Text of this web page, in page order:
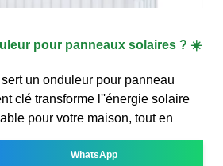
pour panneaux solaires ? ☀️
un onduleur pour panneau
clé transforme l''énergie solaire
pour votre maison, tout en
WhatsApp